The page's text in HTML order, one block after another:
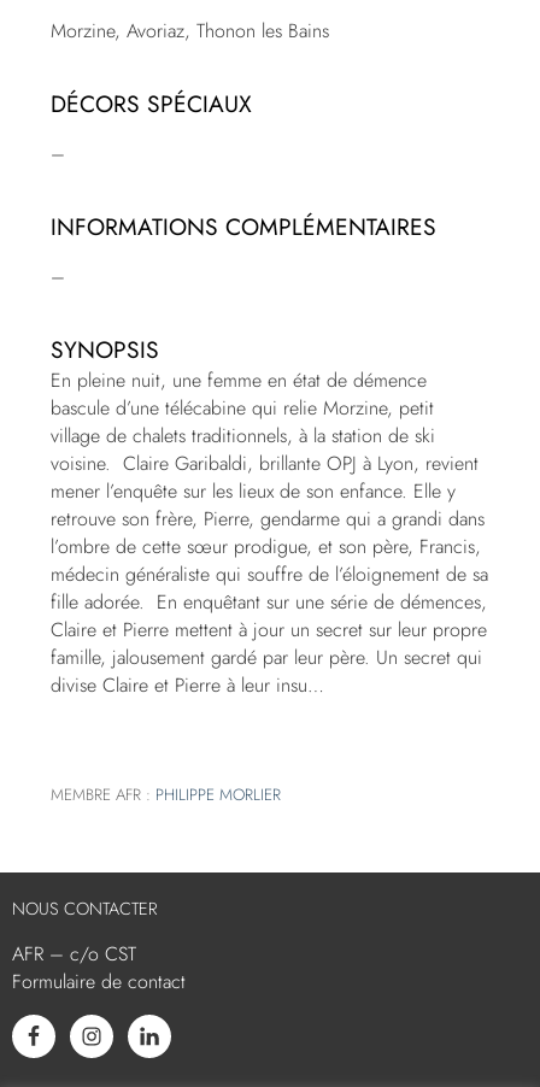
Morzine, Avoriaz, Thonon les Bains
DÉCORS SPÉCIAUX
–
INFORMATIONS COMPLÉMENTAIRES
–
SYNOPSIS
En pleine nuit, une femme en état de démence
bascule d’une télécabine qui relie Morzine, petit
village de chalets traditionnels, à la station de ski
voisine. Claire Garibaldi, brillante OPJ à Lyon, revient
mener l’enquête sur les lieux de son enfance. Elle y
retrouve son frère, Pierre, gendarme qui a grandi dans
l’ombre de cette sœur prodigue, et son père, Francis,
médecin généraliste qui souffre de l’éloignement de sa
fille adorée. En enquêtant sur une série de démences,
Claire et Pierre mettent à jour un secret sur leur propre
famille, jalousement gardé par leur père. Un secret qui
divise Claire et Pierre à leur insu…
MEMBRE AFR : PHILIPPE MORLIER
NOUS CONTACTER
AFR – c/o CST
Formulaire de contact